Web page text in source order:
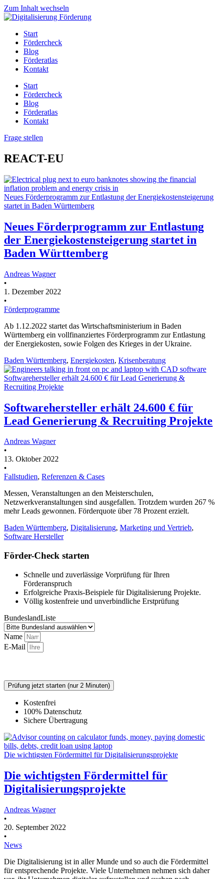
Zum Inhalt wechseln
Start
Fördercheck
Blog
Förderatlas
Kontakt
Start
Fördercheck
Blog
Förderatlas
Kontakt
Frage stellen
REACT-EU
Neues Förderprogramm zur Entlastung der Energiekostensteigerung
startet in Baden Württemberg
Neues Förderprogramm zur Entlastung
der Energiekostensteigerung startet in
Baden Württemberg
Andreas Wagner
•
1. Dezember 2022
•
Förderprogramme
Ab 1.12.2022 startet das Wirtschaftsministerium in Baden
Württemberg ein vollfinanziertes Förderprogramm zur Entlastung
der Energiekosten, sowie Folgen des Krieges in der Ukraine.
Baden Württemberg, Energiekosten, Krisenberatung
Softwarehersteller erhält 24.600 € für Lead Generierung &
Recruiting Projekte
Softwarehersteller erhält 24.600 € für
Lead Generierung & Recruiting Projekte
Andreas Wagner
•
13. Oktober 2022
•
Fallstudien, Referenzen & Cases
Messen, Veranstaltungen an den Meisterschulen,
Netzwerkveranstaltungen sind ausgefallen. Trotzdem wurden 267 %
mehr Leads gewonnen. Förderquote über 78 Prozent erzielt.
Baden Württemberg, Digitalisierung, Marketing und Vertrieb,
Software Hersteller
Förder-Check starten
Schnelle und zuverlässige Vorprüfung für Ihren
Förderanspruch
Erfolgreiche Praxis-Beispiele für Digitalisierung Projekte.
Völlig kostenfreie und unverbindliche Erstprüfung
BundeslandListe
Name
E-Mail
Prüfung jetzt starten (nur 2 Minuten)
Kostenfrei
100% Datenschutz
Sichere Übertragung
Die wichtigsten Fördermittel für Digitalisierungsprojekte
Die wichtigsten Fördermittel für
Digitalisierungsprojekte
Andreas Wagner
•
20. September 2022
•
News
Die Digitalisierung ist in aller Munde und so auch die Fördermittel
für entsprechende Projekte. Viele Unternehmen nehmen sich daher